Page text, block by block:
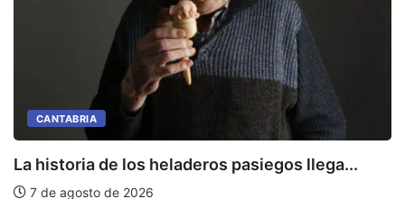
CANTABRIA
La historia de los heladeros pasiegos llega...
7 de agosto de 2026